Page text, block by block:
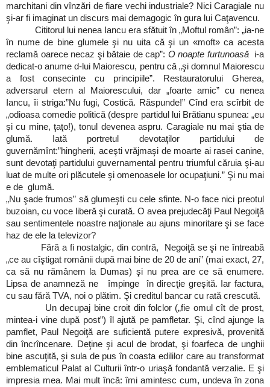
marchitani din vînzări de fiare vechi industriale? Nici Caragiale nu
şi-ar fi imaginat un discurs mai demagogic în gura lui Caţavencu.
Cititorul lui nenea Iancu era sfătuit în „Moftul român”: „ia-ne
în nume de bine glumele şi nu uita că şi un «moft» ca acesta
reclamă oarece necaz şi bătaie de cap”: O noapte furtunoasă
i-a
dedicat-o anume d-lui Maiorescu, pentru că „şi domnul Maiorescu
a fost consecinte cu principiile”. Restauratorului Gherea,
adversarul etern al Maiorescului, dar „foarte amic” cu nenea
Iancu, îi striga:”Nu fugi, Costică. Răspunde!” Cînd era scîrbit de
„odioasa comedie politică (despre partidul lui Brătianu spunea: „eu
şi cu mine, ţaţo!), tonul devenea aspru. Caragiale nu mai ştia de
glumă. Iată portretul devotaţilor partidului de
guvernămînt:”hingherii, aceşti vrăjmaşi de moarte ai rasei canine,
sunt devotaţi partidului guvernamental pentru triumful căruia şi-au
luat de multe ori plăcutele şi omenoasele lor ocupaţiuni.” Şi nu mai
e de glumă.
„Nu şade frumos” să glumeşti cu cele sfinte. N-o face nici preotul
buzoian, cu voce liberă şi curată. O avea prejudecăţi Paul Negoiţă
sau sentimentele noastre naţionale au ajuns minoritare şi se face
haz de ele la televizor?
Fără a fi nostalgic, din contră, Negoiţă se şi ne întreabă
„ce au cîştigat românii după mai bine de 20 de ani” (mai exact, 27,
ca să nu rămânem la Dumas) şi nu prea are ce să enumere.
Lipsa de anamneză ne împinge în direcţie greşită. Iar factura,
cu sau fără TVA, noi o plătim. Şi creditul bancar cu rată crescută.
Un decupaj bine croit din folclor („fie omul cît de prost,
mintea-i vine după post”) îl ajută pe pamfletar. Şi, cînd ajunge la
pamflet, Paul Negoiţă are suficientă putere expresivă, provenită
din încrîncenare. Deţine şi acul de brodat, şi foarfeca de unghii
bine ascuţită, şi sula de pus în coasta edililor care au transformat
emblematicul Palat al Culturii într-o uriaşă fondantă verzalie. E şi
impresia mea. Mai mult încă: îmi amintesc cum, undeva în zona